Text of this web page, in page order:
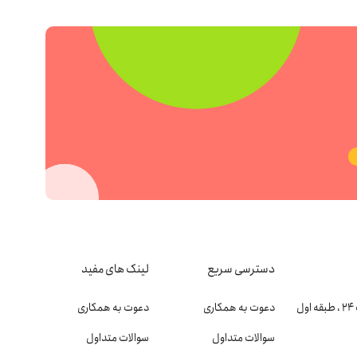
دسترسی سریع
دعوت به همکاری
سوالات متداول
لینک های مفید
دعوت به همکاری
سوالات متداول